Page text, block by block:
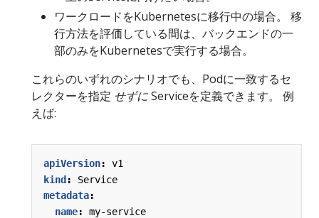
ワークロードをKubernetesに移行中の場合。 移
行方法を評価している間は、バックエンドの一
部のみをKubernetesで実行する場合。
これらのいずれのシナリオでも、Podに一致するセ
レクターを指定 せずにServiceを定義できます。 例
えば:
apiVersion:
v1
kind :
Service
metadata:
name:
my-service